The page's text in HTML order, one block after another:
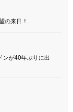
の来日！
ンが40年ぶりに出